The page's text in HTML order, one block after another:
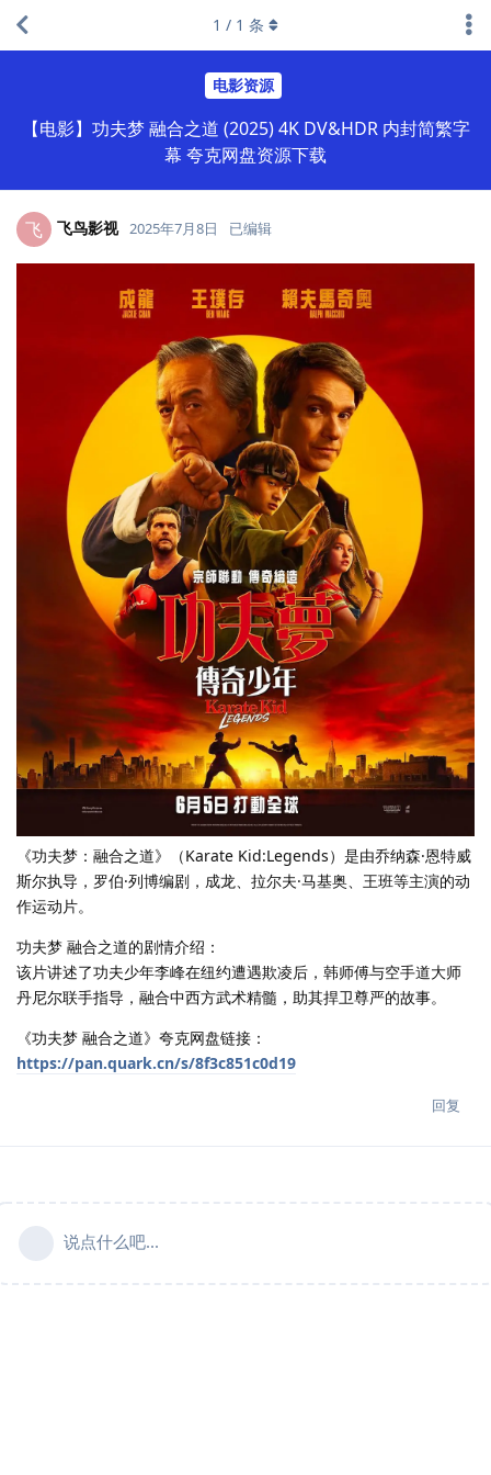
电影资源
【电影】功夫梦 融合之道 (2025) 4K DV&HDR 内封简繁字
幕 夸克网盘资源下载
1 / 1 条
飞 飞鸟影视 2025年7月8日 已编辑
《功夫梦：融合之道》（Karate Kid:Legends）是由乔纳森·恩特威
斯尔执导，罗伯·列博编剧，成龙、拉尔夫·马基奥、王班等主演的动
作运动片。
功夫梦 融合之道的剧情介绍：
该片讲述了功夫少年李峰在纽约遭遇欺凌后，韩师傅与空手道大师
丹尼尔联手指导，融合中西方武术精髓，助其捍卫尊严的故事。
《功夫梦 融合之道》夸克网盘链接：
https://pan.quark.cn/s/8f3c851c0d19
回复
说点什么吧...